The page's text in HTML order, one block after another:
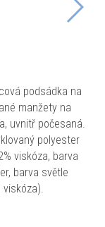
podsádka na
manžety na
uvnitř počesaná.
polyester
viskóza, barva
barva světle
viskóza).